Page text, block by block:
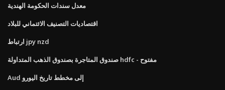
معدل سندات الحكومة الهندية
اقتصاديات التصنيف الائتماني للبلاد
ارتباط jpy nzd
صندوق المتاجرة بصندوق الذهب المتداولة hdfc - مفتوح
Aud إلى مخطط تاريخ اليورو